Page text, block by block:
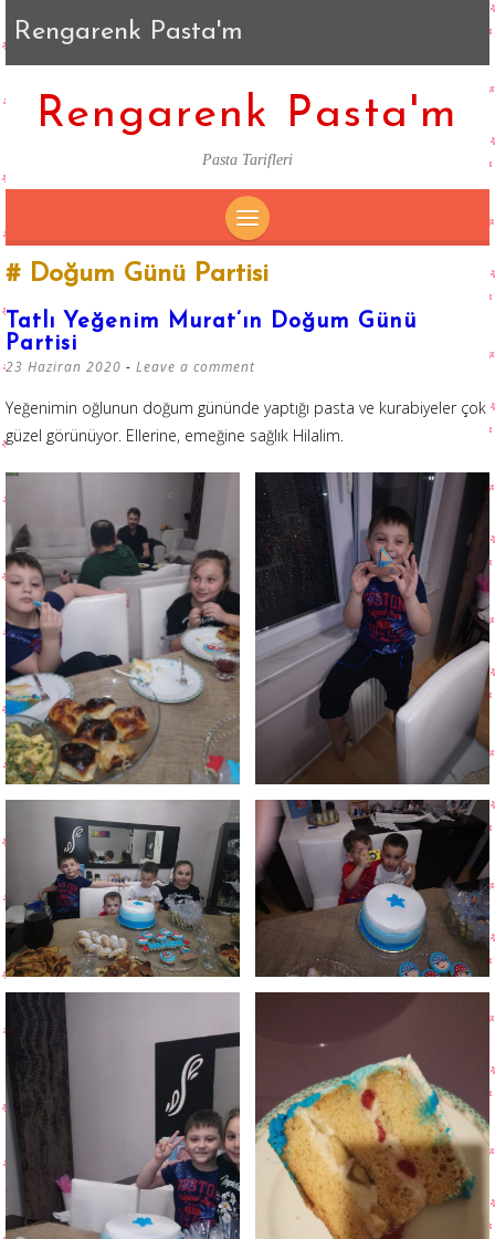
Rengarenk Pasta'm
Rengarenk Pasta'm
Pasta Tarifleri
TO
CONTENT
Doğum Günü Partisi
Tatlı Yeğenim Murat’ın Doğum Günü
Partisi
23 Haziran 2020 Leave a comment
Yeğenimin oğlunun doğum gününde yaptığı pasta ve kurabiyeler çok
güzel görünüyor. Ellerine, emeğine sağlık Hilalim.